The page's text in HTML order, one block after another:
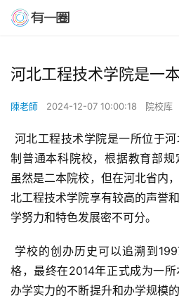
河北工程技术学院是一
陳老師 2024-12-07 10:00:18 院校库
制普通本科院校，根据教育部规
虽然是二本院校，但在河北省内
北工程技术学院享有较高的声誉
学努力和特色发展密不可分。
格，最终在2014年正式成为一
办学实力的不断提升和办学规模